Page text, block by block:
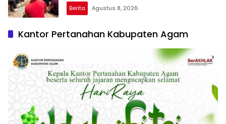
Sejak Juli
Berita Agustus 8, 2026
Kantor Pertanahan Kabupaten Agam